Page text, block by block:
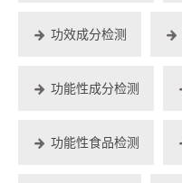
功效成分检测
功能性成分检测
功能性食品检测